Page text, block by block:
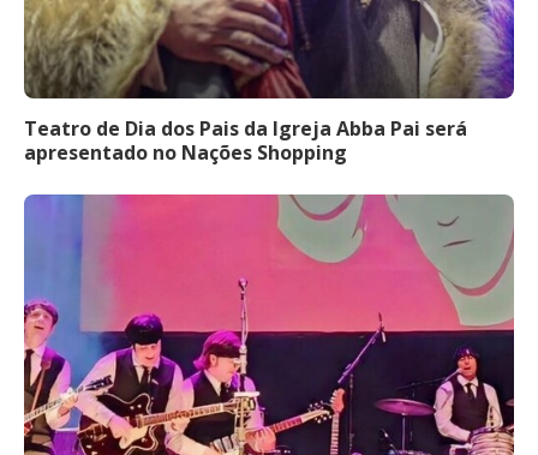
Teatro de Dia dos Pais da Igreja Abba Pai será
apresentado no Nações Shopping